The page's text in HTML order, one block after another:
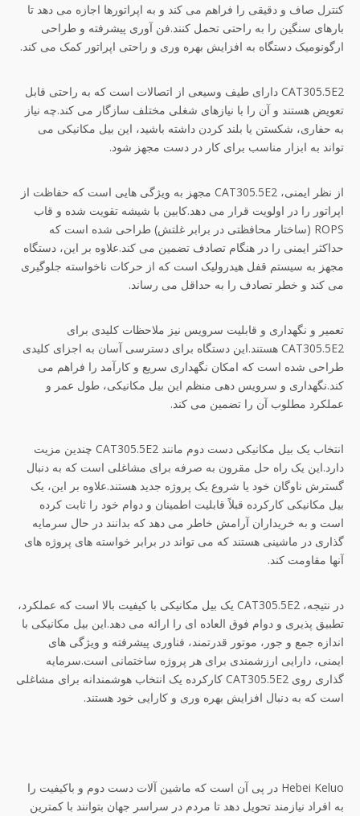
کنترل صاف و دقیقی را فراهم می کند و به اپراتورها اجازه می دهد تا
بارهای سنگین را به راحتی تحمل کنند.فن آوری پیشرفته و طراحی
ارگونومیک دستگاه به افزایش بهره وری و راحتی اپراتور کمک می کند.
CAT305.5E2 دارای طیف وسیعی از اتصالات است که به راحتی قابل
تعویض هستند و آن را با نیازهای شغلی مختلف سازگار می کند.چه نیاز
به حفاری، شکستن یا بلند کردن داشته باشید، این بیل مکانیکی می
تواند به ابزار مناسب برای کار در دست مجهز شود.
از نظر ایمنی، CAT305.5E2 مجهز به ویژگی هایی است که حفاظت از
اپراتور را در اولویت قرار می دهد.کابین با شیشه تقویت شده و قاب
ROPS (ساختار محافظتی در برابر غلتش) طراحی شده است که
حداکثر ایمنی را در هنگام تصادف تضمین می کند.علاوه بر این، دستگاه
مجهز به سیستم قفل هیدرولیک است که از حرکات ناخواسته جلوگیری
می کند و خطر تصادف را به حداقل می رساند.
تعمیر و نگهداری و قابلیت سرویس نیز ملاحظات کلیدی برای
CAT305.5E2 هستند.این دستگاه برای دسترسی آسان به اجزای کلیدی
طراحی شده است که امکان نگهداری سریع و کارآمد را فراهم می
کند.نگهداری و سرویس دهی منظم این بیل مکانیکی، طول عمر و
عملکرد مطلوب آن را تضمین می کند.
انتخاب یک بیل مکانیکی دست دوم مانند CAT305.5E2 چندین مزیت
دارد.این یک راه حل مقرون به صرفه برای مشاغلی است که به دنبال
گسترش ناوگان خود یا شروع یک پروژه جدید هستند.علاوه بر این، یک
بیل مکانیکی کارکرده قبلاً قابلیت اطمینان و دوام خود را ثابت کرده
است و به خریداران آرامش خاطر می دهد که بدانند در حال سرمایه
گذاری در ماشینی هستند که می تواند در برابر خواسته های پروژه های
آنها مقاومت کند.
در نتیجه، CAT305.5E2 یک بیل مکانیکی با کیفیت بالا است که عملکرد،
تطبیق پذیری و دوام فوق العاده ای را ارائه می دهد.این بیل مکانیکی با
اندازه جمع و جور، موتور قدرتمند، فناوری پیشرفته و ویژگی های
ایمنی، دارایی ارزشمندی برای هر پروژه ساختمانی است.سرمایه
گذاری روی CAT305.5E2 کارکرده یک انتخاب هوشمندانه برای مشاغلی
است که به دنبال افزایش بهره وری و کارایی خود هستند.
Hebei Keluo در پی آن است که ماشین آلات دست دوم و باکیفیت را
به افراد نیازمند تحویل دهد تا مردم در سراسر جهان بتوانند با کمترین